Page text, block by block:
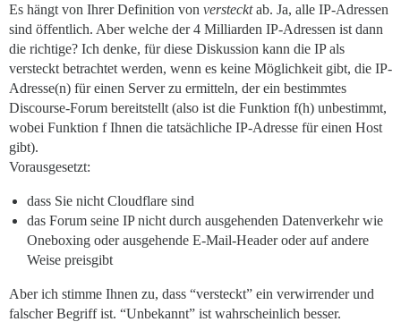
Es hängt von Ihrer Definition von verstecktab. Ja, alle IP-Adressen
sind öffentlich. Aber welche der 4 Milliarden IP-Adressen ist dann
die richtige? Ich denke, für diese Diskussion kann die IP als
versteckt betrachtet werden, wenn es keine Möglichkeit gibt, die IP-
Adresse(n) für einen Server zu ermitteln, der ein bestimmtes
Discourse-Forum bereitstellt (also ist die Funktion f(h) unbestimmt,
wobei Funktion f Ihnen die tatsächliche IP-Adresse für einen Host
gibt).
Vorausgesetzt:
dass Sie nicht Cloudflare sind
das Forum seine IP nicht durch ausgehenden Datenverkehr wie
Oneboxing oder ausgehende E-Mail-Header oder auf andere
Weise preisgibt
Aber ich stimme Ihnen zu, dass “versteckt” ein verwirrender und
falscher Begriff ist. “Unbekannt” ist wahrscheinlich besser.